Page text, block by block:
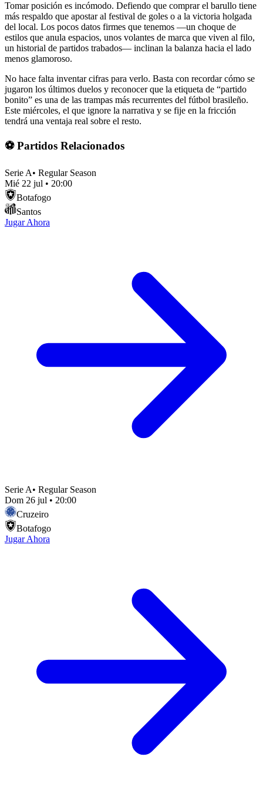
Tomar posición es incómodo. Defiendo que comprar el barullo tiene
más respaldo que apostar al festival de goles o a la victoria holgada
del local. Los pocos datos firmes que tenemos —un choque de
estilos que anula espacios, unos volantes de marca que viven al filo,
un historial de partidos trabados— inclinan la balanza hacia el lado
menos glamoroso.
No hace falta inventar cifras para verlo. Basta con recordar cómo se
jugaron los últimos duelos y reconocer que la etiqueta de “partido
bonito” es una de las trampas más recurrentes del fútbol brasileño.
Este miércoles, el que ignore la narrativa y se fije en la fricción
tendrá una ventaja real sobre el resto.
⚽ Partidos Relacionados
Serie A• Regular Season
Mié 22 jul • 20:00
Botafogo
Santos
Jugar Ahora
Serie A• Regular Season
Dom 26 jul • 20:00
Cruzeiro
Botafogo
Jugar Ahora